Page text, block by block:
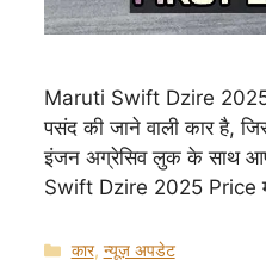
Maruti Swift Dzire 2025
पसंद की जाने वाली कार है,
इंजन अग्रेसिव लुक के साथ
Swift Dzire 2025 Price
Categories
कार, न्यूज़ अपडेट